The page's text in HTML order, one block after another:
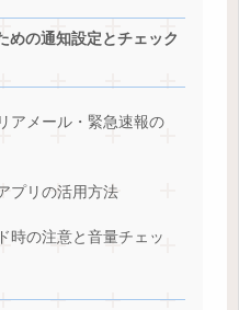
めの通知設定とチェック
アメール・緊急速報の
プリの活用方法
時の注意と音量チェッ